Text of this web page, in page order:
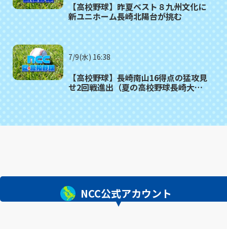
【高校野球】昨夏ベスト８九州文化に
新ユニホーム長崎北陽台が挑む
7/9(水) 16:38
【高校野球】長崎南山16得点の猛攻見
せ2回戦進出（夏の高校野球長崎大
NCC公式アカウント